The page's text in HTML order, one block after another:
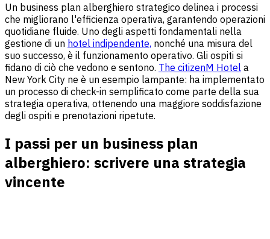
Un business plan alberghiero strategico delinea i processi
che migliorano l'efficienza operativa, garantendo operazioni
quotidiane fluide. Uno degli aspetti fondamentali nella
gestione di un hotel indipendente, nonché una misura del
suo successo, è il funzionamento operativo. Gli ospiti si
fidano di ciò che vedono e sentono. The citizenM Hotel a
New York City ne è un esempio lampante: ha implementato
un processo di check-in semplificato come parte della sua
strategia operativa, ottenendo una maggiore soddisfazione
degli ospiti e prenotazioni ripetute.
I passi per un business plan
alberghiero: scrivere una strategia
vincente